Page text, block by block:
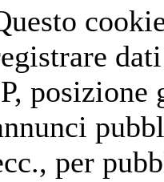
posizione
per